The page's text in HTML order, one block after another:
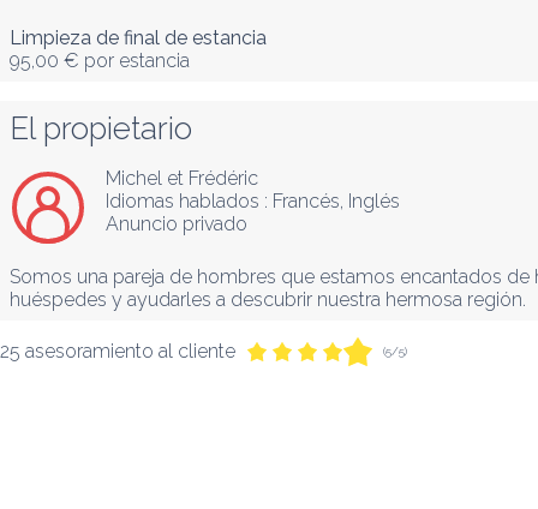
Limpieza de final de estancia
95,00 € por estancia
El propietario
Michel et Frédéric
Idiomas hablados : Francés, Inglés
Anuncio privado
Somos una pareja de hombres que estamos encantados
huéspedes y ayudarles a descubrir nuestra hermosa región.
25 asesoramiento al cliente (5/5)